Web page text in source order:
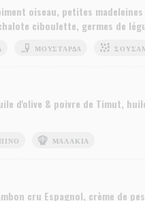
oiseau, petites
ciboulette, germes de
ΜΟΥΣΤΆΡΔΑ
d'olive & poivre de Timut,
ΜΑΛΆΚΙΑ
cru Espagnol, crème de